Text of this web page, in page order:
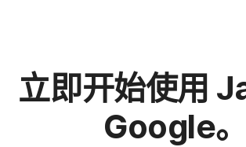
立即​开始​使用
Google。